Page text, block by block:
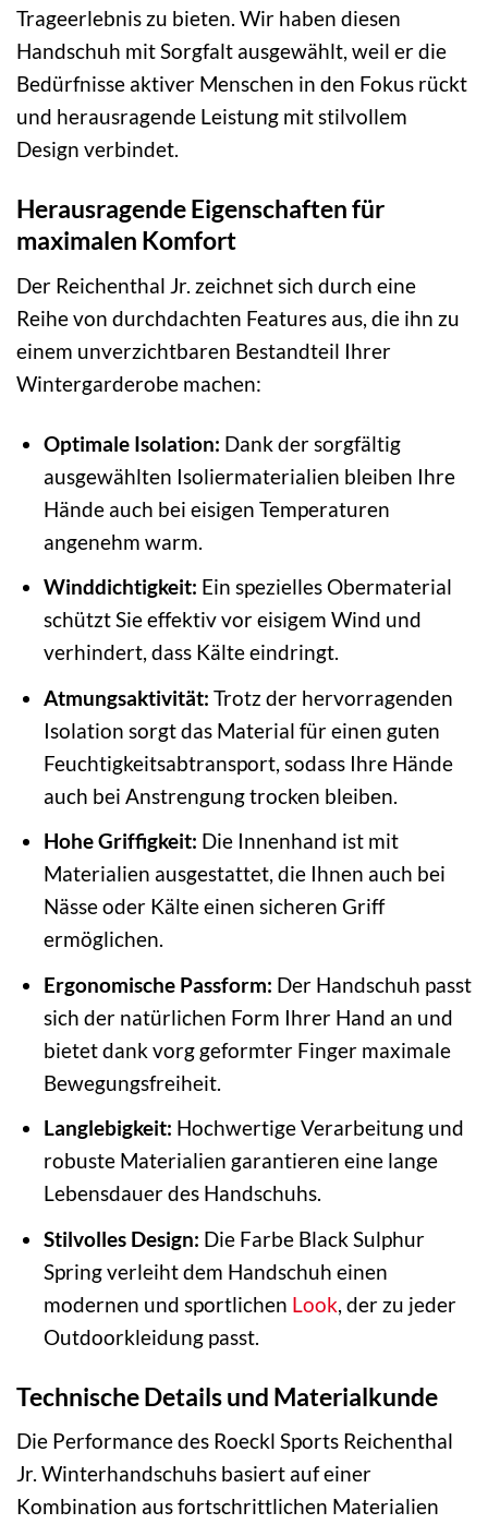
Trageerlebnis zu bieten. Wir haben diesen
Handschuh mit Sorgfalt ausgewählt, weil er die
Bedürfnisse aktiver Menschen in den Fokus rückt
und herausragende Leistung mit stilvollem
Design verbindet.
Herausragende Eigenschaften für
maximalen Komfort
Der Reichenthal Jr. zeichnet sich durch eine
Reihe von durchdachten Features aus, die ihn zu
einem unverzichtbaren Bestandteil Ihrer
Wintergarderobe machen:
Optimale Isolation: Dank der sorgfältig
ausgewählten Isoliermaterialien bleiben Ihre
Hände auch bei eisigen Temperaturen
angenehm warm.
Winddichtigkeit: Ein spezielles Obermaterial
schützt Sie effektiv vor eisigem Wind und
verhindert, dass Kälte eindringt.
Atmungsaktivität: Trotz der hervorragenden
Isolation sorgt das Material für einen guten
Feuchtigkeitsabtransport, sodass Ihre Hände
auch bei Anstrengung trocken bleiben.
Hohe Griffigkeit: Die Innenhand ist mit
Materialien ausgestattet, die Ihnen auch bei
Nässe oder Kälte einen sicheren Griff
ermöglichen.
Ergonomische Passform: Der Handschuh passt
sich der natürlichen Form Ihrer Hand an und
bietet dank vorg geformter Finger maximale
Bewegungsfreiheit.
Langlebigkeit: Hochwertige Verarbeitung und
robuste Materialien garantieren eine lange
Lebensdauer des Handschuhs.
Stilvolles Design: Die Farbe Black Sulphur
Spring verleiht dem Handschuh einen
modernen und sportlichen Look, der zu jeder
Outdoorkleidung passt.
Technische Details und Materialkunde
Die Performance des Roeckl Sports Reichenthal
Jr. Winterhandschuhs basiert auf einer
Kombination aus fortschrittlichen Materialien